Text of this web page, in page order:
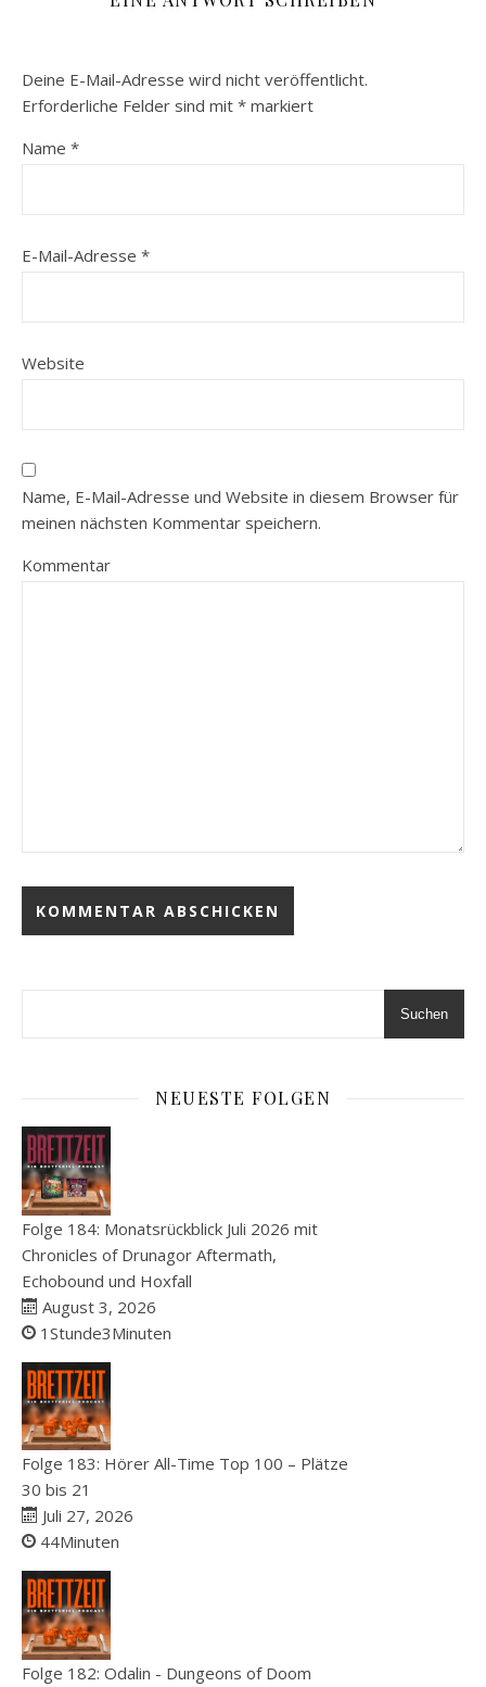
Deine E-Mail-Adresse wird nicht veröffentlicht.
Erforderliche Felder sind mit * markiert
Name *
E-Mail-Adresse *
Website
Name, E-Mail-Adresse und Website in diesem Browser für
meinen nächsten Kommentar speichern.
Kommentar
Suchen
NEUESTE FOLGEN
Folge 184: Monatsrückblick Juli 2026 mit
Chronicles of Drunagor Aftermath,
Echobound und Hoxfall
August 3, 2026
1Stunde3Minuten
Folge 183: Hörer All-Time Top 100 – Plätze
30 bis 21
Juli 27, 2026
44Minuten
Folge 182: Odalin - Dungeons of Doom